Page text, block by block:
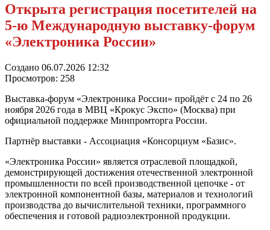
Открыта регистрация посетителей на
5-ю Международную выставку-форум
«Электроника России»
Создано 06.07.2026 12:32
Просмотров: 258
Выставка-форум «Электроника России» пройдёт с 24 по 26
ноября 2026 года в МВЦ «Крокус Экспо» (Москва) при
официальной поддержке Минпромторга России.
Партнёр выставки - Ассоциация «Консорциум «Базис».
«Электроника России» является отраслевой площадкой,
демонстрирующей достижения отечественной электронной
промышленности по всей производственной цепочке - от
электронной компонентной базы, материалов и технологий
производства до вычислительной техники, программного
обеспечения и готовой радиоэлектронной продукции.